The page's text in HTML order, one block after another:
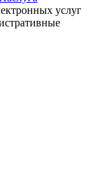
услуг